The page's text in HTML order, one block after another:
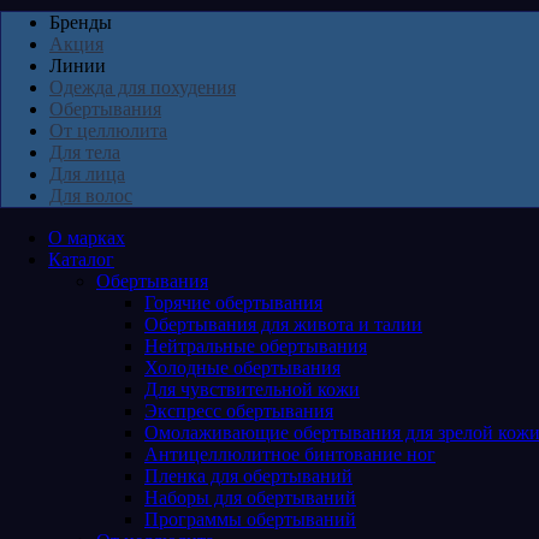
Бренды
Акция
Линии
Одежда для похудения
Обертывания
От целлюлита
Для тела
Для лица
Для волос
О марках
Каталог
Обертывания
Горячие обертывания
Обертывания для живота и талии
Нейтральные обертывания
Холодные обертывания
Для чувствительной кожи
Экспресс обертывания
Омолаживающие обертывания для зрелой кожи
Антицеллюлитное бинтование ног
Пленка для обертываний
Наборы для обертываний
Программы обертываний